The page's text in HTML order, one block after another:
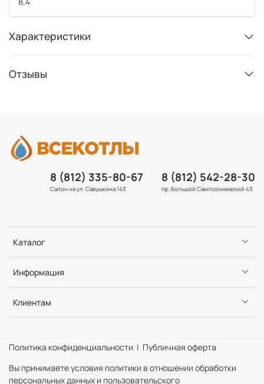
Характеристики
Отзывы
Каталог
Информация
Клиентам
8 (812) 335-80-67
Салон на ул. Савушкина 143
8 (812) 542-28-30
пр. Большой Сампсониевский 43
Политика конфиденциальности | Публичная оферта
Вы принимаете условия политики в отношении обработки
персональных данных и пользовательского